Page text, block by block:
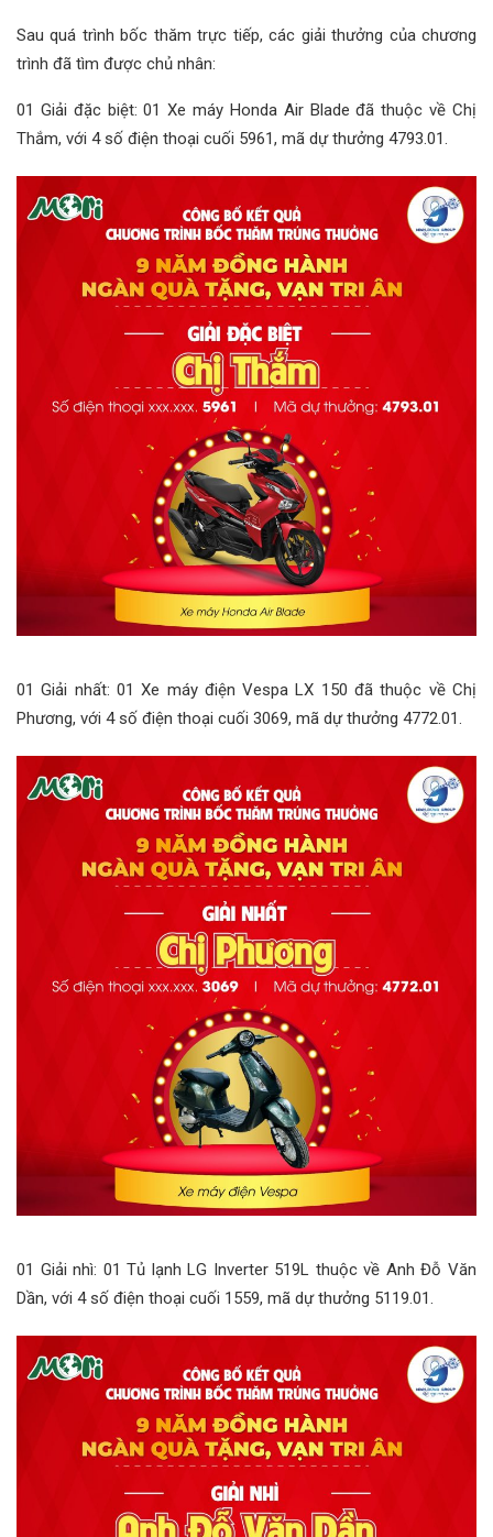
Sau quá trình bốc thăm trực tiếp, các giải thưởng của chương
trình đã tìm được chủ nhân:
01 Giải đặc biệt: 01 Xe máy Honda Air Blade đã thuộc về Chị
Thắm, với 4 số điện thoại cuối 5961, mã dự thưởng 4793.01.
01 Giải nhất: 01 Xe máy điện Vespa LX 150 đã thuộc về Chị
Phương, với 4 số điện thoại cuối 3069, mã dự thưởng 4772.01.
01 Giải nhì: 01 Tủ lạnh LG Inverter 519L thuộc về Anh Đỗ Văn
Dần, với 4 số điện thoại cuối 1559, mã dự thưởng 5119.01.